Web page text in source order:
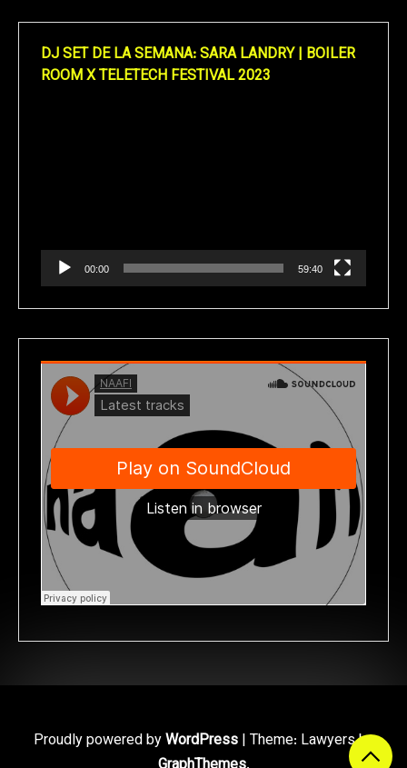
DJ SET DE LA SEMANA: SARA LANDRY | BOILER
ROOM X TELETECH FESTIVAL 2023
00:00 59:40
Proudly powered byWordPress | Theme: Lawyers by